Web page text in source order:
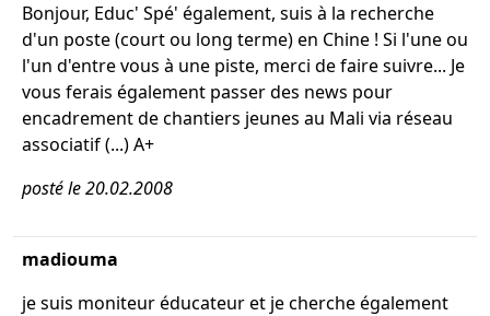
Bonjour, Educ' Spé' également, suis à la recherche
d'un poste (court ou long terme) en Chine ! Si l'une ou
l'un d'entre vous à une piste, merci de faire suivre... Je
vous ferais également passer des news pour
encadrement de chantiers jeunes au Mali via réseau
associatif (...) A+
posté le 20.02.2008
madiouma
je suis moniteur éducateur et je cherche également